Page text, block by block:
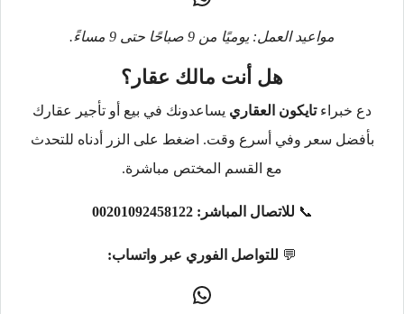
مواعيد العمل: يوميًا من 9 صباحًا حتى 9 مساءً.
هل أنت مالك عقار؟
دع خبراءتايكون العقاري يساعدونك في بيع أو تأجير عقارك
بأفضل سعر وفي أسرع وقت. اضغط على الزر أدناه للتحدث
مع القسم المختص مباشرة.
📞 للاتصال المباشر: 00201092458122
💬 للتواصل الفوري عبر واتساب: